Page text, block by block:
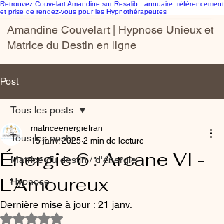
Retrouvez Couvelart Amandine sur Resalib : annuaire, référencement
et prise de rendez-vous pour les Hypnothérapeutes
Amandine Couvelart | Hypnose Unieux et
Matrice du Destin en ligne
Post
Tous les posts
Matrice du destin / d'énergie
Hypnose
Tous les posts
Énergie 6 : Arcane VI -
L’Amoureux
matriceenergiefran
15 janv. 2025 2 min de lecture
Dernière mise à jour : 21 janv.
Noté NaN étoiles sur 5.